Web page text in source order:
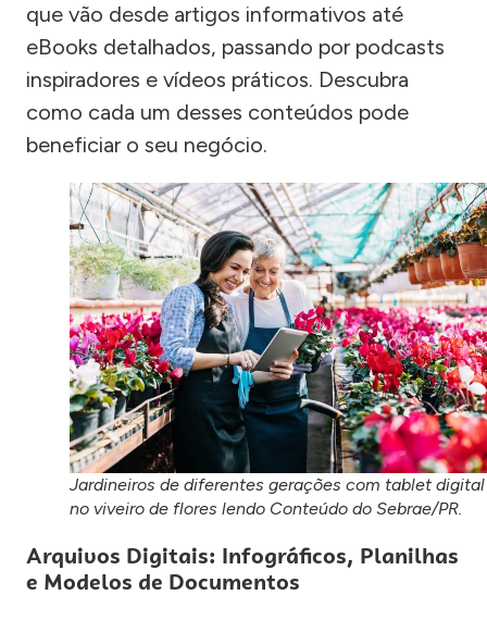
que vão desde artigos informativos até
eBooks detalhados, passando por podcasts
inspiradores e vídeos práticos. Descubra
como cada um desses conteúdos pode
beneficiar o seu negócio.
Jardineiros de diferentes gerações com tablet digital
no viveiro de flores lendo Conteúdo do Sebrae/PR.
Arquivos Digitais: Infográficos, Planilhas
e Modelos de Documentos